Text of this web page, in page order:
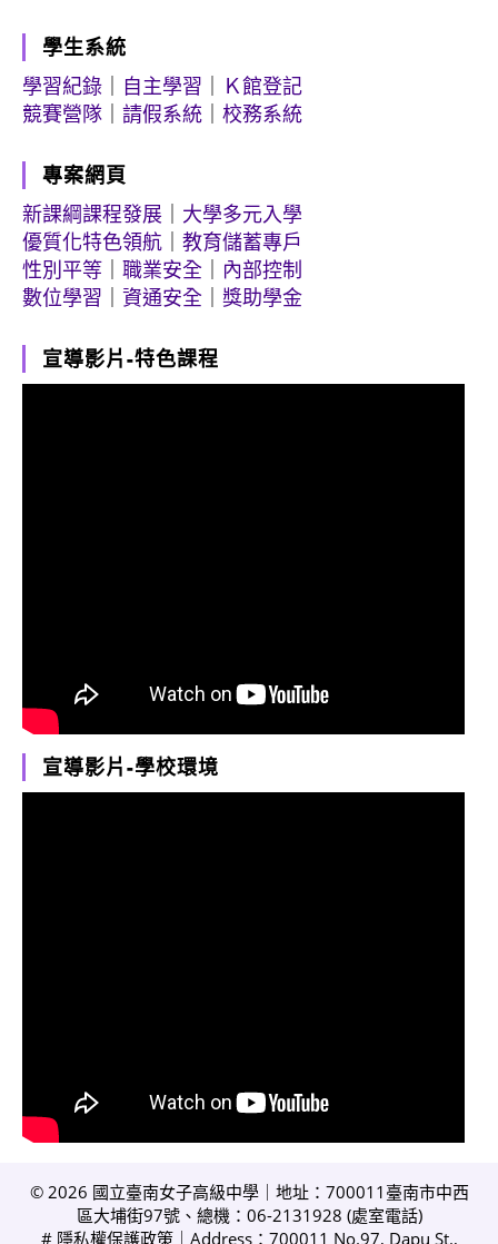
學生系統
學習紀錄
自主學習
Ｋ館登記
競賽營隊
請假系統 校務系統
專案網頁
新課綱課程發展
大學多元入學
優質化特色領航
教育儲蓄專戶
性別平等
職業安全
內部控制
數位學習
資通安全 獎助學金
宣導影片-特色課程
宣導影片-學校環境
© 2026 國立臺南女子高級中學｜地址：700011臺南市中西
區大埔街97號、總機：06-2131928 (處室電話)
# 隱私權保護政策｜Address：700011 No.97, Dapu St.,